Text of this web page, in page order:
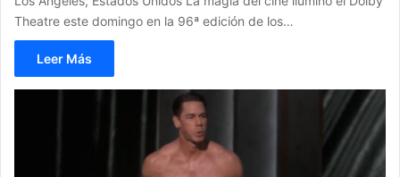
Theatre este domingo en la 96ª edición de los…
Leer Más